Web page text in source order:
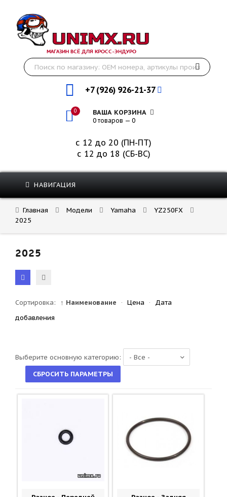
МАГАЗИН ВСЁ ДЛЯ КРОСС-ЭНДУРО
+7 (926) 926-21-37
0 ВАША КОРЗИНА
0 товаров — 0
с 12 до 20 (ПН-ПТ)
с 12 до 18 (СБ-ВС)
НАВИГАЦИЯ
Главная Модели Yamaha
YZ250FX
2025
2025
Сортировка: ↑ Наименование · Цена ·
Дата
добавления
Выберите основную категорию: